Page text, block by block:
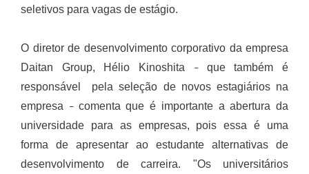
seletivos para vagas de estágio.
O diretor de desenvolvimento corporativo da empresa
Daitan Group, Hélio Kinoshita
– que também é
responsável pela seleção de novos estagiários na
empresa
– comenta que é importante a abertura da
universidade para as empresas, pois essa é uma
forma de apresentar ao estudante alternativas de
desenvolvimento de carreira. "Os universitários